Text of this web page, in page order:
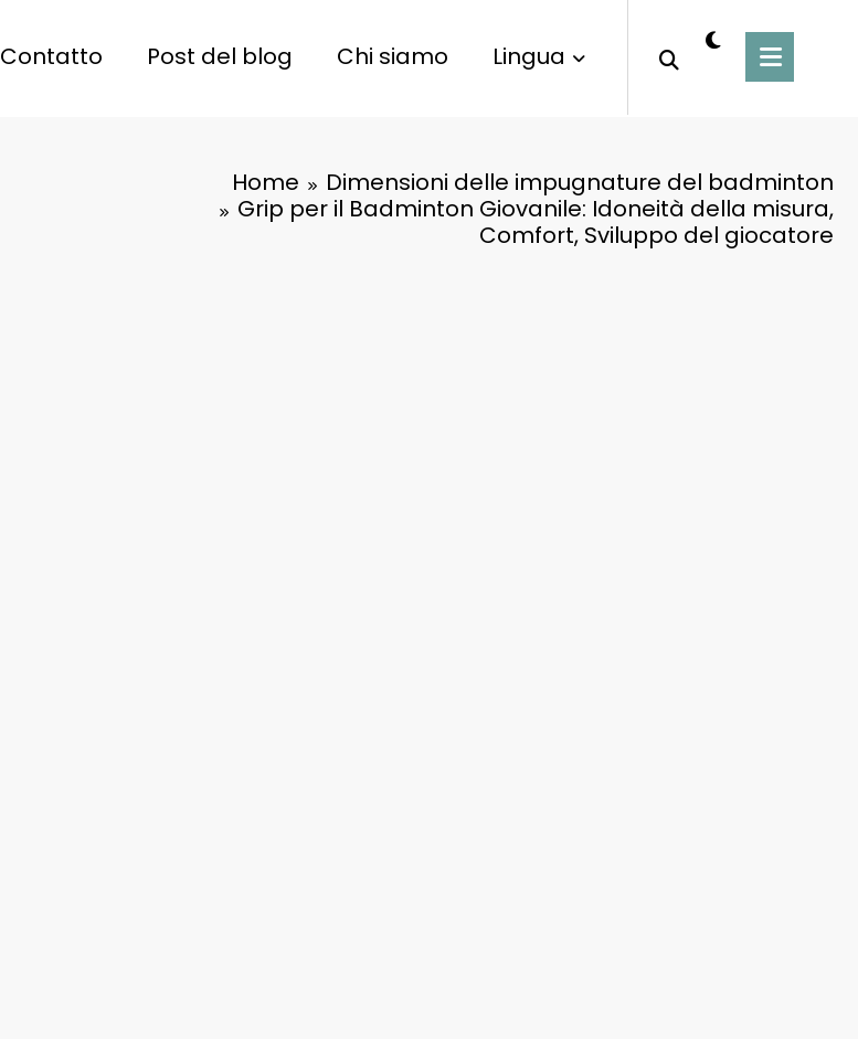
Contatto Post del blog Chi siamo Lingua
Home
Dimensioni delle impugnature del badminton
Grip per il Badminton Giovanile: Idoneità della misura,
Comfort, Sviluppo del giocatore